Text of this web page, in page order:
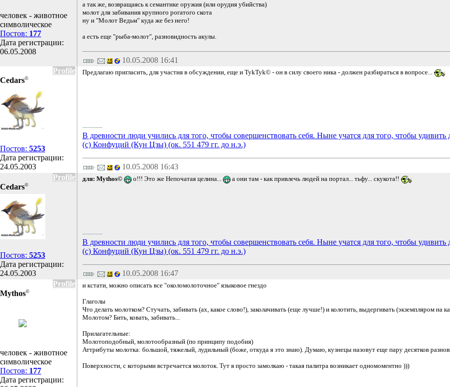
человек - животное
символическое
Постов: 177
Дата регистрации:
06.05.2008
а так же, возвращаясь к семантике оружия (или орудия убийства)
молот для забивания крупного рогатого скота
ну и "Молот Ведьм" куда же без него!
а есть еще "рыба-молот", разновидность акулы.
10.05.2008 16:41
Profile
Cedars©
Постов: 5253
Дата регистрации:
24.05.2003
Предлагаю пригласить, для участия в обсуждении, еще и TykTyk© - он в силу своего ника - должен разбираться в вопросе...
--------
В древности люди учились для того, чтобы совершенствовать себя. Ныне учатся для того, чтобы удивить
(с) Конфуций (Кун Цзы) (ок. 551 479 гг. до н.э.)
10.05.2008 16:43
Profile
Cedars©
Постов: 5253
Дата регистрации:
24.05.2003
для: Mythos© о!!! Это же Непочатая целина... а они там - как привлечь людей на портал... тьфу... скукота!!
--------
В древности люди учились для того, чтобы совершенствовать себя. Ныне учатся для того, чтобы удивить
(с) Конфуций (Кун Цзы) (ок. 551 479 гг. до н.э.)
10.05.2008 16:47
Profile
Mythos©
человек - животное
символическое
Постов: 177
Дата регистрации:
и кстати, можно описать все "околомолоточное" языковое гнездо
Глаголы
Что делать молотком? Стучать, забивать (ах, какое слово!), заколачивать (еще лучше!) и колотить, выдергивать (экземпляром на
Молотом? Бить, ковать, забивать...
Прилагательные:
Молотоподобный, молотообразный (по принципу подобия)
Аттрибуты молотка: большой, тяжелый, лудильный (боже, откуда я это знаю). Думаю, кузнецы назовут еще пару десятков
Поверхности, с которыми встречается молоток. Тут я просто замолкаю - такая палитра возникает одномоментно )))